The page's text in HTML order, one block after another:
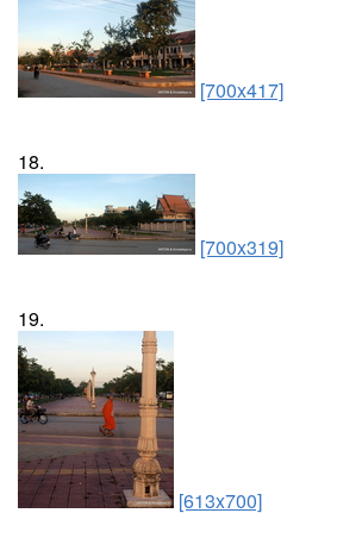
[700x417]
18.
[700x319]
19.
[613x700]